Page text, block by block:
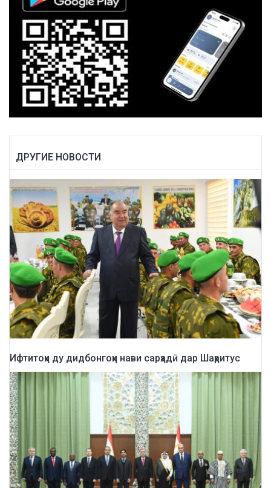
ДРУГИЕ НОВОСТИ
Ифтитоҳи ду дидбонгоҳи нави сарҳадӣ дар Шаҳритус